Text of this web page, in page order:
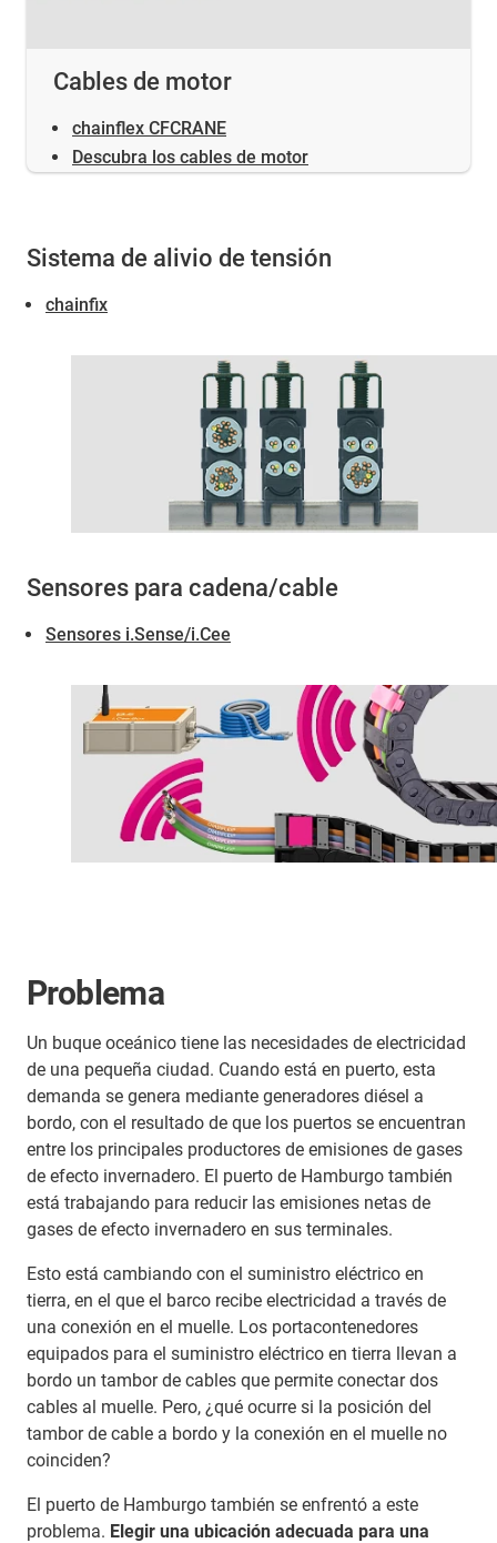
Cables de motor
chainflex CFCRANE
Descubra los cables de motor
Sistema de alivio de tensión
chainfix
Sensores para cadena/cable
Sensores i.Sense/i.Cee
Problema
Un buque oceánico tiene las necesidades de electricidad
de una pequeña ciudad. Cuando está en puerto, esta
demanda se genera mediante generadores diésel a
bordo, con el resultado de que los puertos se encuentran
entre los principales productores de emisiones de gases
de efecto invernadero. El puerto de Hamburgo también
está trabajando para reducir las emisiones netas de
gases de efecto invernadero en sus terminales.
Esto está cambiando con el suministro eléctrico en
tierra, en el que el barco recibe electricidad a través de
una conexión en el muelle. Los portacontenedores
equipados para el suministro eléctrico en tierra llevan a
bordo un tambor de cables que permite conectar dos
cables al muelle. Pero, ¿qué ocurre si la posición del
tambor de cable a bordo y la conexión en el muelle no
coinciden?
El puerto de Hamburgo también se enfrentó a este
problema. Elegir una ubicación adecuada para una